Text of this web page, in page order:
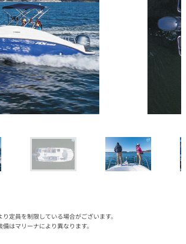
定員を制限している場合がございます。
はマリーナにより異なります。